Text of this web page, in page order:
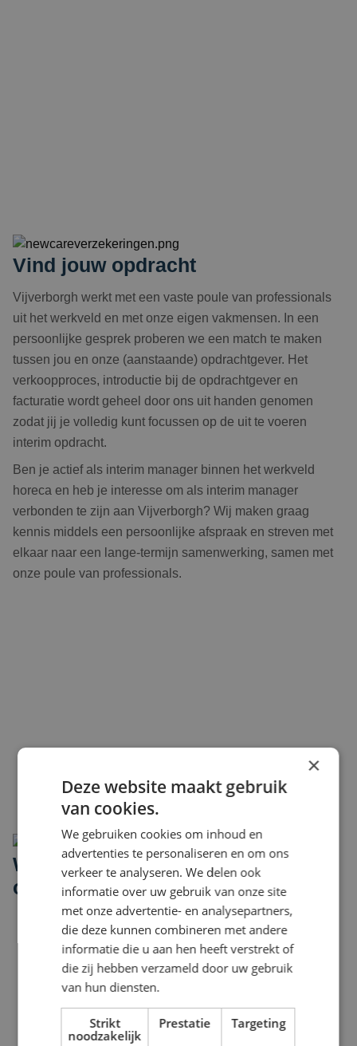
Vind jouw opdracht
Vijverborgh werkt met een vaste poule van professionals
uit het werkveld en met onze eigen vakmensen. In een
persoonlijke gesprek proberen we een match te maken
tussen jou en onze (aanstaande) opdrachtgever. Het
verkoopproces, introductie bij de opdrachtgever en
facturatie wordt geheel door ons uit handen genomen
zodat jij je volledig kunt focussen op de uit te voeren
interim opdracht.
Ben je actief als interim manager binnen het werkveld
horeca en heb je interesse om als interim manager
verbonden te zijn aan Vijverborgh? Wij maken graag
kennis middels een persoonlijke afspraak en streven met
elkaar naar een lange-termijn samenwerking, samen met
onze poule van professionals.
Waarom werken via Vijverborgh
op interim basis?
Maximale flexibiliteit in uitvoeren werkzaamheden.
Via het netwerk van Vijverborgh toegang tot een groot
netwerk van gerenommeerde opdrachtgevers.
Volop groeimogelijkheden en kansen.
Geen financiële zorgen omtrent betalingen en
betalingstermijnen.
×
Deze website maakt gebruik
van cookies.
We gebruiken cookies om inhoud en
advertenties te personaliseren en om ons
verkeer te analyseren. We delen ook
informatie over uw gebruik van onze site
met onze advertentie- en analysepartners,
die deze kunnen combineren met andere
informatie die u aan hen heeft verstrekt of
die zij hebben verzameld door uw gebruik
van hun diensten.
Strikt
noodzakelijk
Prestatie Targeting